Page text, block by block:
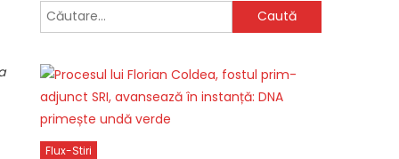
Caută
după:
Flux-Stiri